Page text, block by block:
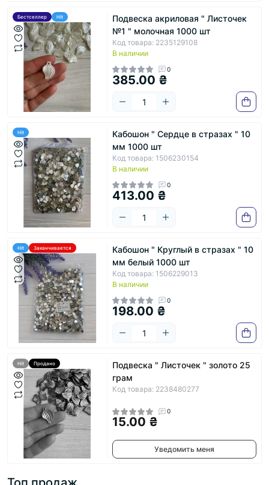
Бестселлер Hit
Подвеска акриловая " Листочек
№1 " молочная 1000 шт
Код товара: 2235129108
В наличии
0
385.00 ₴
Hit
Кабошон " Сердце в стразах " 10
мм 1000 шт
Код товара: 1506230154
В наличии
0
413.00 ₴
Hit Заканчивается
Кабошон " Круглый в стразах " 10
мм белый 1000 шт
Код товара: 1506229013
В наличии
0
198.00 ₴
Hit Продано
Подвеска " Листочек " золото 25
грам
Код товара: 2238480277
0
15.00 ₴
Уведомить меня